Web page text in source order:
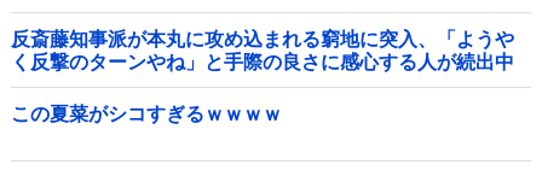
反斎藤知事派が本丸に攻め込まれる窮地に突入、「ようや
く反撃のターンやね」と手際の良さに感心する人が続出中
他
この夏菜がシコすぎるｗｗｗｗ